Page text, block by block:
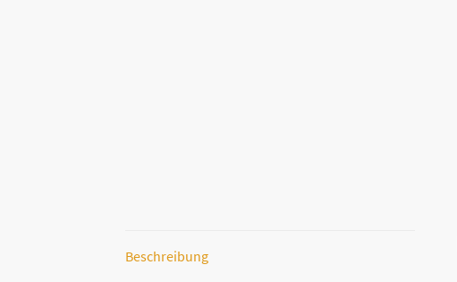
Beschreibung